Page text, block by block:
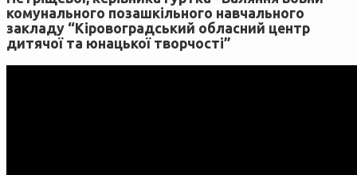
комунального позашкільного навчального
закладу “Кіровоградський обласний центр
дитячої та юнацької творчості”